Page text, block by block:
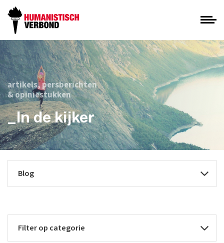
artikels, persberichten
& opiniestukken
_In de kijker